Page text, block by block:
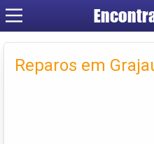
Reparos em